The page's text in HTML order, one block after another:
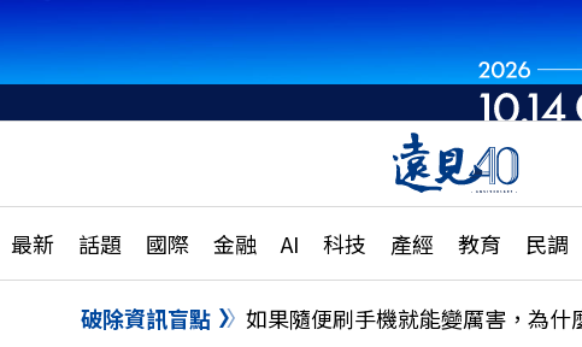
世界
最新 話題 國際 金融 AI 科技 產經 教育 民調
活動
話題
國際
特輯
大學升學、職涯攻
縣市施政調查全
破除資訊盲點 如果隨便刷手機就能變厲害，為什